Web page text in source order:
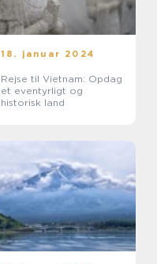
18. januar 2024
Rejse til Vietnam: Opdag
et eventyrligt og
historisk land